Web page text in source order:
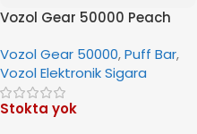
Vozol Gear 50000 Peach
Vozol Gear 50000,Puff Bar,
Vozol Elektronik Sigara
Stokta yok